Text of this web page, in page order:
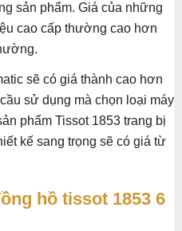
sản phẩm. Giá của những
cao cấp thường cao hơn
sẽ có giá thành cao hơn
sử dụng mà chọn loại máy
phẩm Tissot 1853 trang bị
kế sang trọng sẽ có giá từ
hồ tissot 1853 6